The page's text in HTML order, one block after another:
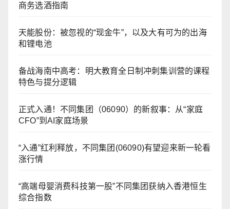
商务选酒指南
天能股份：被忽视的“现金牛”，以及大有可为的出海
和锂电池
备战海南中高考：明大教育全日制冲刺集训营的课程
特色与提分逻辑
正式入通！不同集团（06090）的新叙事：从“家庭
CFO”到AI家庭场景
“入通”红利释放，不同集团(06090)有望迎来新一轮看
涨行情
“高端母婴消费科技第一股”不同集团获纳入香港恒生
综合指数